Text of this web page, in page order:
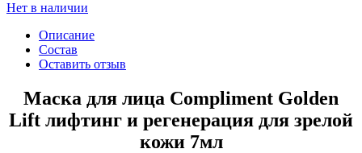
Нет в наличии
Описание
Состав
Оставить отзыв
Маска для лица Compliment Golden
Lift лифтинг и регенерация для зрелой
кожи 7мл